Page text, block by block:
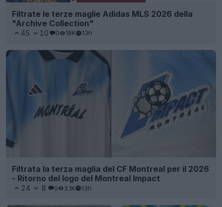
Filtrate le terze maglie Adidas MLS 2026 della
"Archive Collection"
45 10 0 18K 13h
Filtrata la terza maglia del CF Montreal per il 2026
- Ritorno del logo del Montreal Impact
24 8 0 3.1K 13h